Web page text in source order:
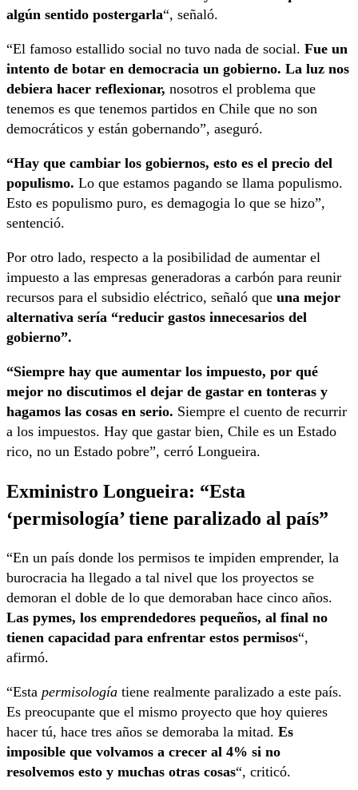
algún sentido postergarla“, señaló.
“El famoso estallido social no tuvo nada de social. Fue un
intento de botar en democracia un gobierno. La luz nos
debiera hacer reflexionar, nosotros el problema que
tenemos es que tenemos partidos en Chile que no son
democráticos y están gobernando”, aseguró.
“Hay que cambiar los gobiernos, esto es el precio del
populismo. Lo que estamos pagando se llama populismo.
Esto es populismo puro, es demagogia lo que se hizo”,
sentenció.
Por otro lado, respecto a la posibilidad de aumentar el
impuesto a las empresas generadoras a carbón para reunir
recursos para el subsidio eléctrico, señaló que una mejor
alternativa sería “reducir gastos innecesarios del
gobierno”.
“Siempre hay que aumentar los impuesto, por qué
mejor no discutimos el dejar de gastar en tonteras y
hagamos las cosas en serio. Siempre el cuento de recurrir
a los impuestos. Hay que gastar bien, Chile es un Estado
rico, no un Estado pobre”, cerró Longueira.
Exministro Longueira: “Esta
‘permisología’ tiene paralizado al país”
“En un país donde los permisos te impiden emprender, la
burocracia ha llegado a tal nivel que los proyectos se
demoran el doble de lo que demoraban hace cinco años.
Las pymes, los emprendedores pequeños, al final no
tienen capacidad para enfrentar estos permisos“,
afirmó.
“Esta permisología tiene realmente paralizado a este país.
Es preocupante que el mismo proyecto que hoy quieres
hacer tú, hace tres años se demoraba la mitad. Es
imposible que volvamos a crecer al 4% si no
resolvemos esto y muchas otras cosas“, criticó.